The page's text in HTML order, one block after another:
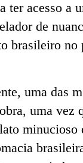
ter acesso a
de
brasileiro no
uma das
uma vez